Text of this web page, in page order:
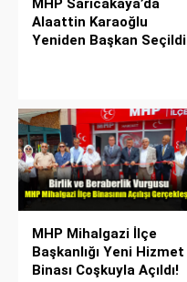
MHP Sarıcakaya’da
Alaattin Karaoğlu
Yeniden Başkan Seçildi
MHP Mihalgazi İlçe
Başkanlığı Yeni Hizmet
Binası Coşkuyla Açıldı!